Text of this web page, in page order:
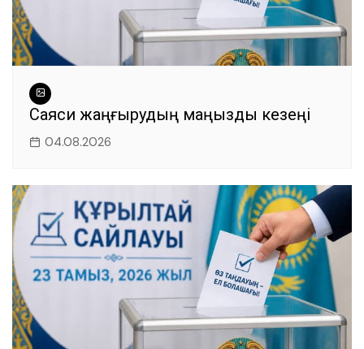
Саяси жаңғырудың маңызды кезеңі
04.08.2026